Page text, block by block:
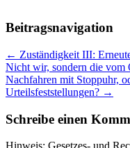
Beitragsnavigation
← Zuständigkeit III:
Nicht wir, sondern die vom
Nachfahren mit Stoppuhr,
Urteilsfeststellungen? →
Schreibe einen